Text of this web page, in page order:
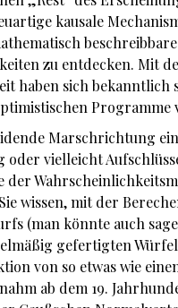
kausale
beschreibbare
zu entdecken. Mit
haben sich bekanntlich
Programme
Marschrichtung
oder vielleicht
der
wissen, mit der
(man könnte auch
gefertigten
von so etwas wie
ab dem 19.